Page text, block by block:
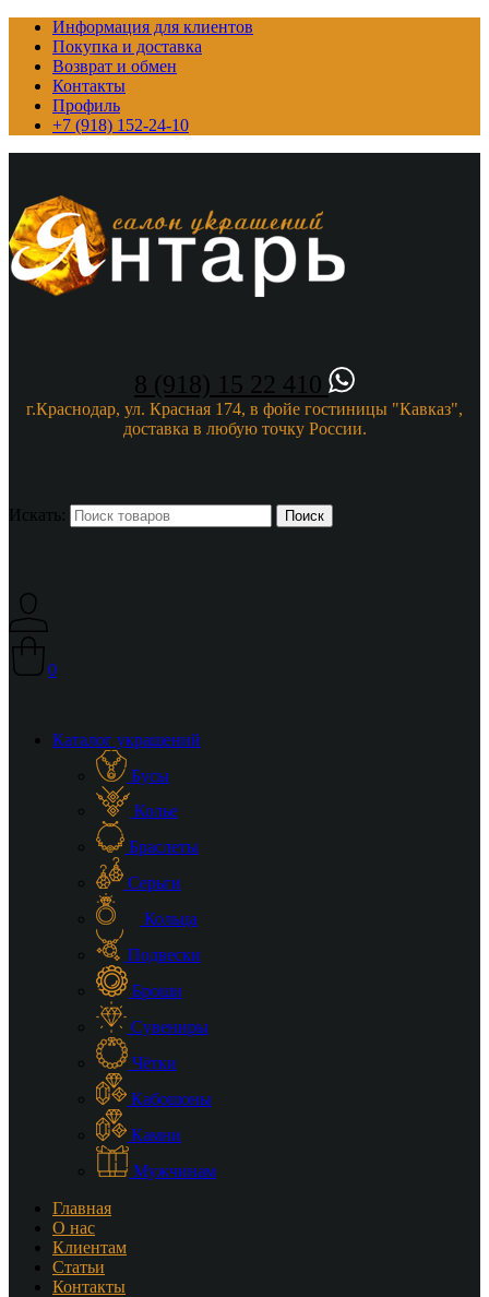
Информация для клиентов
Покупка и доставка
Возврат и обмен
Контакты
Профиль
+7 (918) 152-24-10
8 (918) 15 22 410
г.Краснодар, ул. Красная 174, в фойе гостиницы "Кавказ",
доставка в любую точку России.
Искать:
0
Каталог украшений
Бусы
Колье
Браслеты
Серьги
Кольца
Подвески
Броши
Сувениры
Чётки
Кабошоны
Камни
Мужчинам
Главная
О нас
Клиентам
Статьи
Контакты